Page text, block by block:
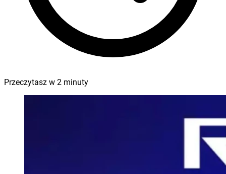
Przeczytasz w 2 minuty